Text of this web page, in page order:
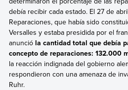
debía recibir cada estado. El 27 de
Reparaciones, que había sido
Versalles y estaba presidida por el
anuncióla cantidad total que debía
concepto de reparaciones: 132.000
la reacción indignada del gobierno
respondieron con una amenaza de
Ruhr.